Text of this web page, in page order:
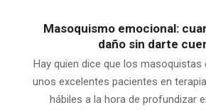
Masoquismo emocional:
daño sin darte
Hay quien dice que los
unos excelentes pacientes en
hábiles a la hora de profundizar